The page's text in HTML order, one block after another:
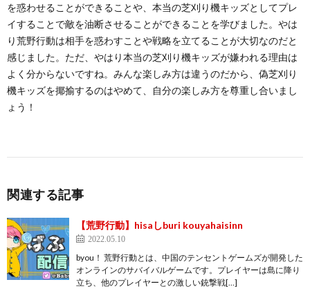
を惑わせることができることや、本当の芝刈り機キッズとしてプレ
イすることで敵を油断させることができることを学びました。やは
り荒野行動は相手を惑わすことや戦略を立てることが大切なのだと
感じました。ただ、やはり本当の芝刈り機キッズが嫌われる理由は
よく分からないですね。みんな楽しみ方は違うのだから、偽芝刈り
機キッズを揶揄するのはやめて、自分の楽しみ方を尊重し合いまし
ょう！
関連する記事
【荒野行動】hisaしburi kouyahaisinn
2022.05.10
byou！ 荒野行動とは、中国のテンセントゲームズが開発した
オンラインのサバイバルゲームです。プレイヤーは島に降り
立ち、他のプレイヤーとの激しい銃撃戦[…]